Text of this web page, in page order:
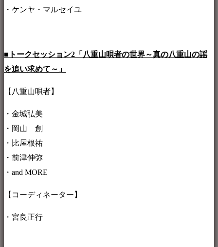
・ケンヤ・マルセイユ
■トークセッション2「八重山唄者の世界～真の八重山の謡
を追い求めて～」
【八重山唄者】
・金城弘美
・岡山 創
・比屋根祐
・前津伸弥
・and MORE
【コーディネーター】
・宮良正行